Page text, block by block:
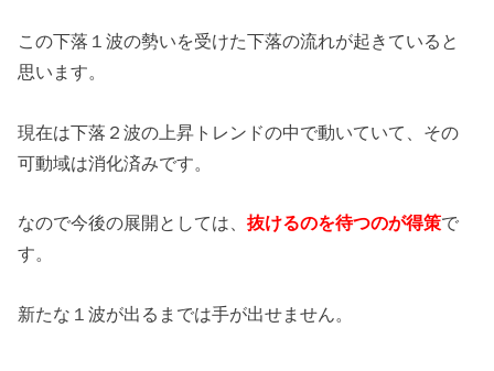
この下落１波の勢いを受けた下落の流れが起きていると
思います。
現在は下落２波の上昇トレンドの中で動いていて、その
可動域は消化済みです。
なので今後の展開としては、抜けるのを待つのが得策で
す。
新たな１波が出るまでは手が出せません。